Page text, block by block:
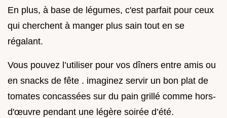
En plus, à base de légumes, c'est parfait pour ceux
qui cherchent à manger plus sain tout en se
régalant.
Vous pouvez l’utiliser pour vos dîners entre amis ou
en snacks de fête . imaginez servir un bon plat de
tomates concassées sur du pain grillé comme hors-
d'œuvre pendant une légère soirée d’été.